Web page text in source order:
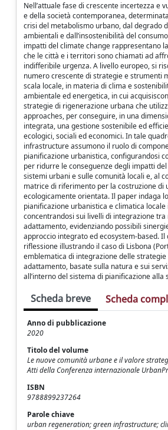
Nell’attuale fase di crescente incertezza e
e della società contemporanea,
crisi del metabolismo urbano, dal degrado
ambientali e dall’insostenibilità del
impatti del climate change rappresentano
che le città e i territori sono chiamati ad
indifferibile urgenza. A livello europeo, si
numero crescente di strategie e strumenti
scala locale, in materia di clima e
ambientale ed energetica, in cui
strategie di rigenerazione urbana che
approaches, per conseguire, in una
integrata, una gestione sostenibile ed
ecologici, sociali ed economici. In tale
infrastructure assumono il ruolo di
pianificazione urbanistica, configurandosi
per ridurre le conseguenze degli impatti
sistemi urbani e sulle comunità locali e, al
matrice di riferimento per la costruzione di
ecologicamente orientata. Il paper indaga
pianificazione urbanistica e climatica
concentrandosi sui livelli di integrazione
adattamento, evidenziando possibili
approccio integrato ed ecosystem-based.
riflessione illustrando il caso di Lisbona
emblematica di integrazione delle
adattamento, basate sulla natura e sui
all’interno del sistema di pianificazione alla
Scheda breve Scheda
Anno di pubblicazione
2020
Titolo del volume
Le nuove comunità urbane e il valore
Atti della Conferenza internazionale
ISBN
9788899237264
Parole chiave
urban regeneration; green infrastructure;